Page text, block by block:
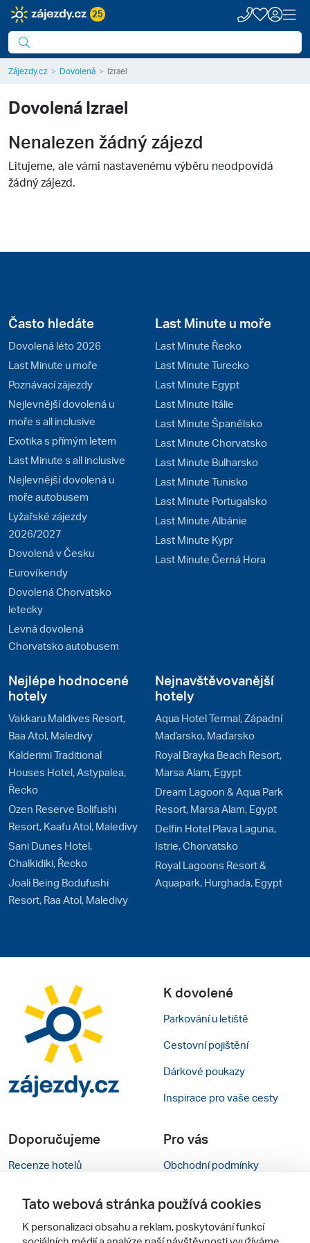
25
Zájezdy.cz Dovolená Izrael
Dovolená Izrael
Nenalezen žádný zájezd
Litujeme, ale vámi nastavenému výběru neodpovídá
žádný zájezd.
Často hledáte
Dovolená léto 2026
Last Minute u moře
Poznávací zájezdy
Nejlevnější dovolená u
moře s all inclusive
Exotika s přímým letem
Last Minute s all inclusive
Nejlevnější dovolená u
moře autobusem
Lyžařské zájezdy
2026/2027
Dovolená v Česku
Eurovíkendy
Dovolená Chorvatsko
letecky
Levná dovolená
Chorvatsko autobusem
Last Minute u moře
Last Minute Řecko
Last Minute Turecko
Last Minute Egypt
Last Minute Itálie
Last Minute Španělsko
Last Minute Chorvatsko
Last Minute Bulharsko
Last Minute Tunisko
Last Minute Portugalsko
Last Minute Albánie
Last Minute Kypr
Last Minute Černá Hora
Nejlépe hodnocené
hotely
Vakkaru Maldives Resort,
Baa Atol, Maledivy
Kalderimi Traditional
Houses Hotel, Astypalea,
Řecko
Ozen Reserve Bolifushi
Resort, Kaafu Atol, Maledivy
Sani Dunes Hotel,
Chalkidiki, Řecko
Joali Being Bodufushi
Resort, Raa Atol, Maledivy
Nejnavštěvovanější
hotely
Aqua Hotel Termal, Západní
Maďarsko, Maďarsko
Royal Brayka Beach Resort,
Marsa Alam, Egypt
Dream Lagoon & Aqua Park
Resort, Marsa Alam, Egypt
Delfin Hotel Plava Laguna,
Istrie, Chorvatsko
Royal Lagoons Resort &
Aquapark, Hurghada, Egypt
K dovolené
Parkování u letiště
Cestovní pojištění
Dárkové poukazy
Inspirace pro vaše cesty
Doporučujeme
Recenze hotelů
Pro vás
Obchodní podmínky
Tato webová stránka používá cookies
K personalizaci obsahu a reklam, poskytování funkcí